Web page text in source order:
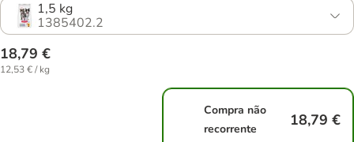
1,5 kg
1385402.2
18,79 €
12,53 € / kg
Compra não
recorrente
18,79 €